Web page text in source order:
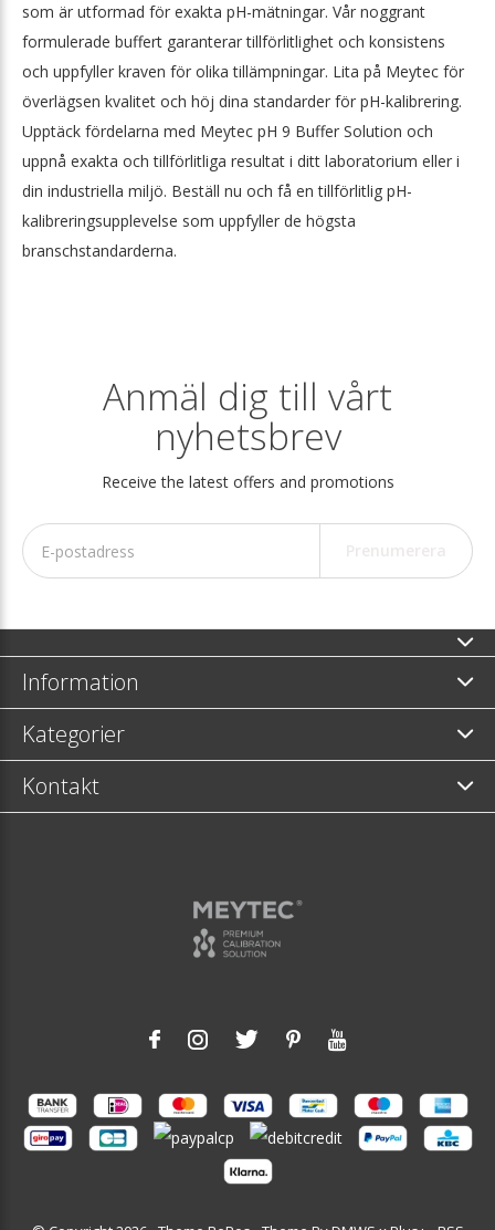
som är utformad för exakta pH-mätningar. Vår noggrant
formulerade buffert garanterar tillförlitlighet och konsistens
och uppfyller kraven för olika tillämpningar. Lita på Meytec för
överlägsen kvalitet och höj dina standarder för pH-kalibrering.
Upptäck fördelarna med Meytec pH 9 Buffer Solution och
uppnå exakta och tillförlitliga resultat i ditt laboratorium eller i
din industriella miljö. Beställ nu och få en tillförlitlig pH-
kalibreringsupplevelse som uppfyller de högsta
branschstandarderna.
Anmäl dig till vårt
nyhetsbrev
Receive the latest offers and promotions
Information
Kategorier
Kontakt